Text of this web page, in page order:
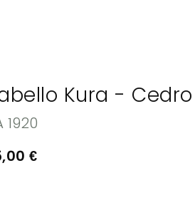
Kura - Cedro
1920
€